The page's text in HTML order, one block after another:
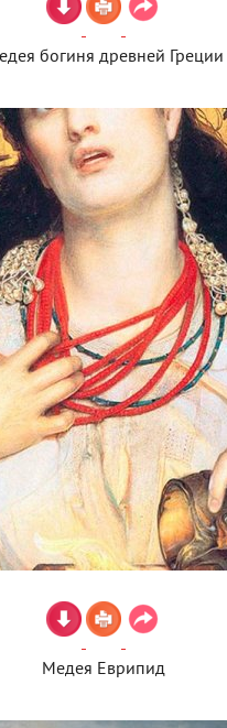
богиня древней Греции
Медея Еврипид